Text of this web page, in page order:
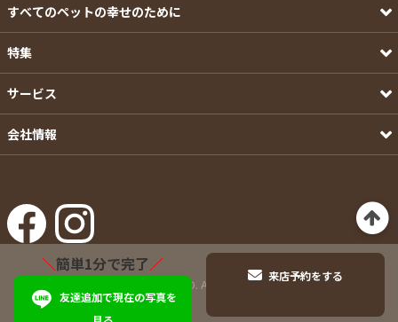
すべてのペットの幸せのために
特集
サービス
会社情報
©Pets-first CO.,LTD. All Rights Reserved.
＼簡単1分で完了／
友達追加で現在の写真を
来店予約をする